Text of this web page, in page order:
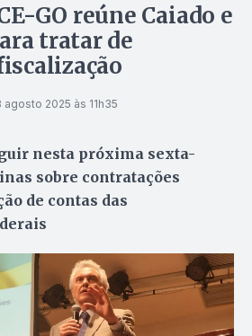
GO reúne Caiado e
tratar de
agosto 2025 às 11h35
nesta próxima sexta-
sobre contratações
de contas das